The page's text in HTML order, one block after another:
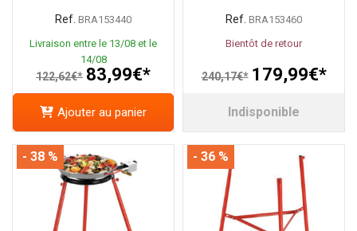
Ref. BRA153440
Livraison entre le 13/08 et le
14/08
122,62€* 83,99€*
Ajouter au panier
Ref. BRA153460
Bientôt de retour
240,17€* 179,99€*
Indisponible
- 38 % - 36 %